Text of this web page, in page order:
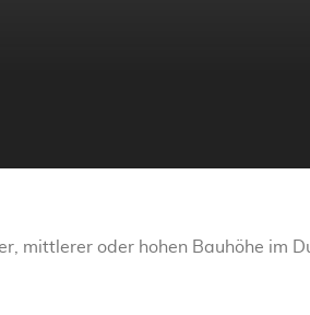
mittlerer oder hohen Bauhöhe im